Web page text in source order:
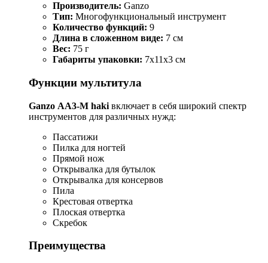
Производитель: Ganzo
Тип: Многофункциональный инструмент
Количество функций: 9
Длина в сложенном виде: 7 см
Вес: 75 г
Габариты упаковки: 7х11х3 см
Функции мультитула
Ganzo АА3-М haki включает в себя широкий спектр
инструментов для различных нужд:
Пассатижи
Пилка для ногтей
Прямой нож
Открывалка для бутылок
Открывалка для консервов
Пила
Крестовая отвертка
Плоская отвертка
Скребок
Преимущества